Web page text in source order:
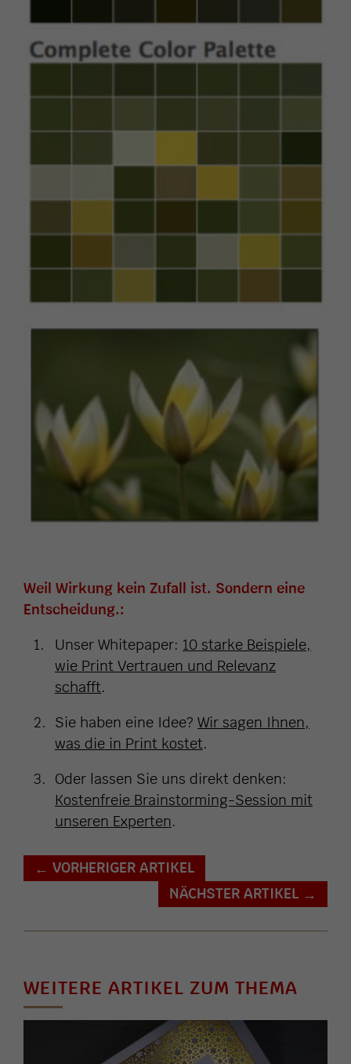
Weil Wirkung kein Zufall ist. Sondern eine
Entscheidung.:
Unser Whitepaper: 10 starke Beispiele,
wie Print Vertrauen und Relevanz
schafft.
Sie haben eine Idee? Wir sagen Ihnen,
was die in Print kostet.
Oder lassen Sie uns direkt denken:
Kostenfreie Brainstorming-Session mit
unseren Experten.
← VORHERIGER ARTIKEL
NÄCHSTER ARTIKEL →
WEITERE ARTIKEL ZUM THEMA